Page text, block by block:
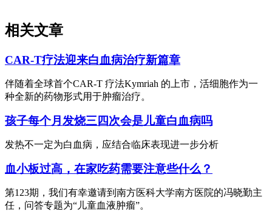
相关文章
CAR-T疗法迎来白血病治疗新篇章
伴随着全球首个CAR-T 疗法Kymriah 的上市，活细胞作为一
种全新的药物形式用于肿瘤治疗。
孩子每个月发烧三四次会是儿童白血病吗
发热不一定为白血病，应结合临床表现进一步分析
血小板过高，在家吃药需要注意些什么？
第123期，我们有幸邀请到南方医科大学南方医院的冯晓勤主
任，问答专题为“儿童血液肿瘤”。